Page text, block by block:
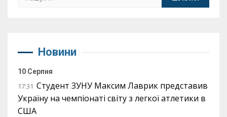
Новини
10 Серпня
17:31 Студент ЗУНУ Максим Лаврик представив
Україну на чемпіонаті світу з легкої атлетики в
США